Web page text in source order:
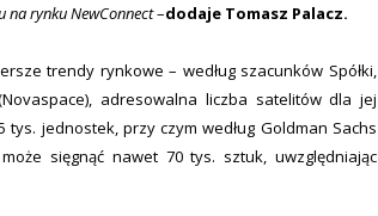
na rynku NewConnect–dodaje Tomasz Palacz.
trendy rynkowe – według szacunków Spółki,
adresowalna liczba satelitów dla jej
jednostek, przy czym według Goldman Sachs
sięgnąć nawet 70 tys. sztuk, uwzględniając